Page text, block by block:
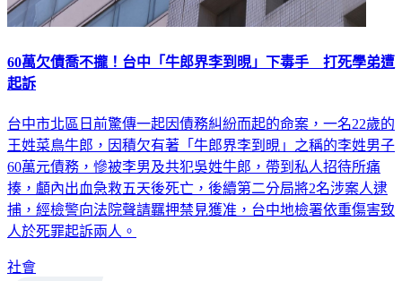
60萬欠債喬不攏！台中「牛郎界李到晛」下毒手 打死學弟遭
起訴
台中市北區日前驚傳一起因債務糾紛而起的命案，一名22歲的
王姓菜鳥牛郎，因積欠有著「牛郎界李到晛」之稱的李姓男子
60萬元債務，慘被李男及共犯吳姓牛郎，帶到私人招待所痛
揍，顱內出血急救五天後死亡，後續第二分局將2名涉案人逮
捕，經檢警向法院聲請羈押禁見獲准，台中地檢署依重傷害致
人於死罪起訴兩人。
社會